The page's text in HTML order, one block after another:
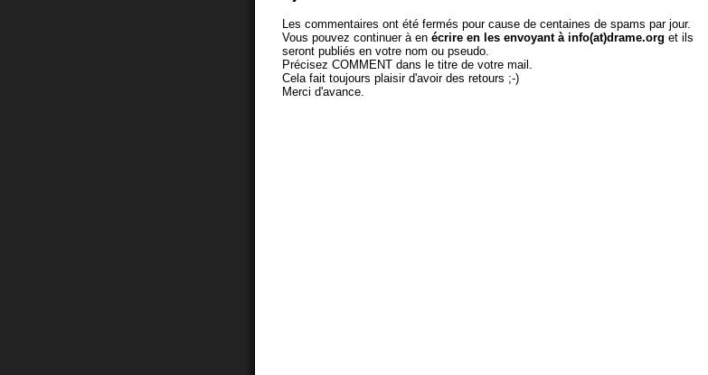
Les commentaires ont été fermés pour cause de centaines de spams par jour.
Vous pouvez continuer à en écrire en les envoyant à info(at)drame.org et ils
seront publiés en votre nom ou pseudo.
Précisez COMMENT dans le titre de votre mail.
Cela fait toujours plaisir d'avoir des retours ;-)
Merci d'avance.